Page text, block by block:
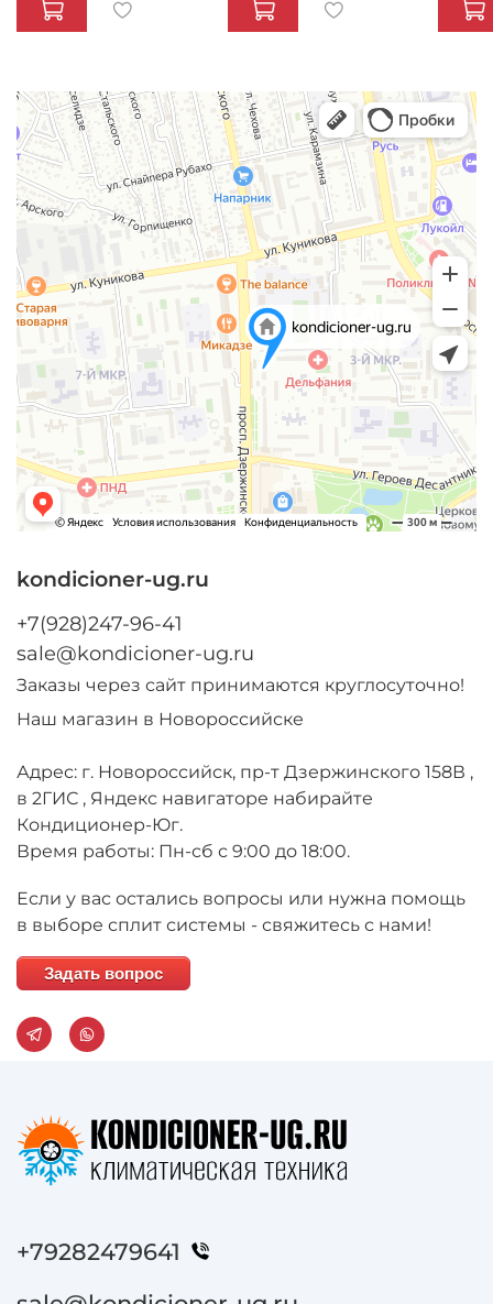
kondicioner-ug.ru
+7(928)247-96-41
sale@kondicioner-ug.ru
Заказы через сайт принимаются круглосуточно!
Наш магазин в Новороссийске
Адрес: г. Новороссийск, пр-т Дзержинского 158В ,
в 2ГИС , Яндекс навигаторе набирайте
Кондиционер-Юг.
Время работы: Пн-сб с 9:00 до 18:00.
Если у вас остались вопросы или нужна помощь
в выборе сплит системы - свяжитесь с нами!
Задать вопрос
+79282479641